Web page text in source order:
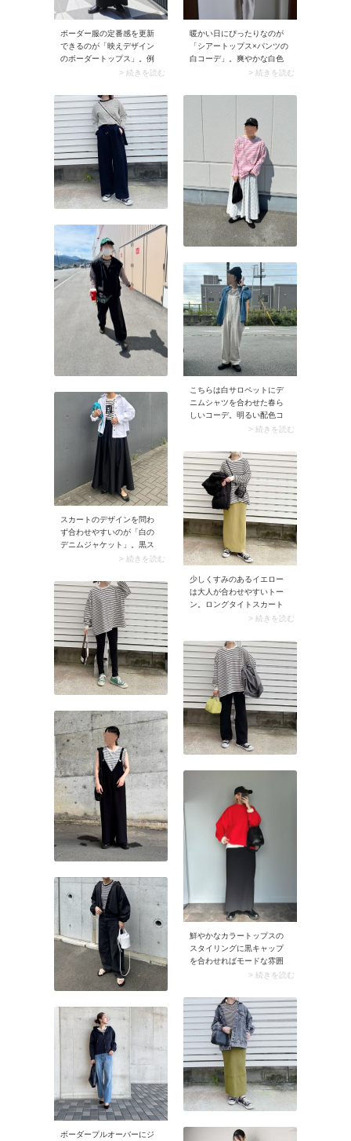
ボーダー服の定番感を更新
できるのが「映えデザイン
のボーダートップス」。例
えばスナップのようにフリ
ンは存在感たっぷり。鮮度
が高いので、1点投入するだ
けでコーデがサマになりま
す。
> 続きを読む
暖かい日にぴったりなのが
「シアートップス×パンツの
白コーデ」。爽やかな白色
でまとめることでクリーン
パンツが普段使い感をプラ
ニットやブラウスも気軽に
着こなせますよ。
> 続きを読む
こちらは白サロペットにデ
ニムシャツを合わせた春ら
しいコーデ。明るい配色コ
ーデにオールブラックのス
ら、キャップや時計など小
物も黒で統一するとよりス
ッキリ見せられます。
> 続きを読む
スカートのデザインを問わ
ず合わせやすいのが「白の
デニムジャケット」。黒ス
カートに羽織ることでパキ
まれ、コーデがこなれ見え
します。また白のデニムジ
ャケットは、ブルーや黒・
グレーのデニムジャケット
よりもクリーンな雰囲気。
爽やかなスタイリングに仕
上がります。
> 続きを読む
少しくすみのあるイエロー
は大人が合わせやすいトー
ン。ロングタイトスカート
で取り入れると今っぽさが
優れたタイトフィットなロ
ングスカートは、カジュア
ルなボーダーTシャツとラフ
に合わせるのが気分♪
> 続きを読む
鮮やかなカラートップスの
スタイリングに黒キャップ
を合わせればモードな雰囲
気に。色のコントラストで
と辛口に見せたいときには
最適です。トップスの色を
コーデの主役にしたい日
は、ぜひ黒キャップを選ん
でみて。
> 続きを読む
ボーダープルオーバーにジ